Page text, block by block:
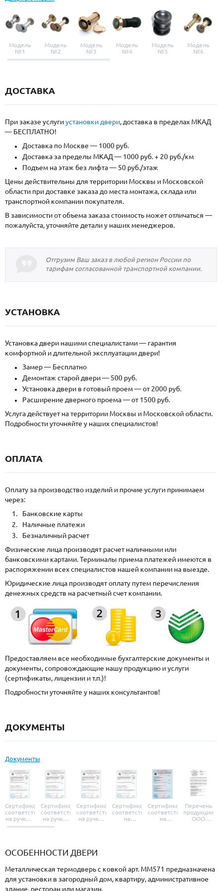
Модель
№1
Модель
№2
Модель
№3
Модель
№4
Модель
№5
Модель
№6
ДОСТАВКА
При заказе услугиустановки двери, доставка в пределах МКАД
— БЕСПЛАТНО!
Доставка по Москве — 1000 руб.
Доставка за пределы МКАД — 1000 руб. + 20 руб./км
Подъем на этаж без лифта — 50 руб./этаж
Цены действительны для территории Москвы и Московской
области при доставке заказа до места монтажа, склада или
транспортной компании покупателя.
В зависимости от объема заказа стоимость может отличаться —
пожалуйста, уточняйте детали у наших менеджеров.
Отгрузим Ваш заказ в любой регион России по
тарифам согласованной транспортной компании.
УСТАНОВКА
Установка двери нашими специалистами — гарантия
комфортной и длительной эксплуатации двери!
Замер — Бесплатно
Демонтаж старой двери — 500 руб.
Установка двери в готовый проем — от 2000 руб.
Расширение дверного проема — от 1500 руб.
Услуга действует на территории Москвы и Московской области.
Подробности уточняйте у наших специалистов!
ОПЛАТА
Оплату за производство изделий и прочие услуги принимаем
через:
Банковские карты
Наличные платежи
Безналичный расчет
Физические лица производят расчет наличными или
банковскими картами. Терминалы приема платежей имеются в
распоряжении всех специалистов нашей компании на выезде.
Юридические лица производят оплату путем перечисления
денежных средств на расчетный счет компании.
Предоставляем все необходимые бухгалтерские документы и
документы, сопровождающие нашу продукцию и услуги
(сертификаты, лицензии и т.п.)!
Подробности уточняйте у наших консультантов!
ДОКУМЕНТЫ
Документы
Сертификат
соответствия
на ручки и
броненакладки
Сертификат
соответствия
на ручки-
защелки
Сертификат
соответствия
на ручки-
Сертификат
соответствия
на
Сертификат
соответствия
на
Перечень
продукции
ООО
ОСОБЕННОСТИ ДВЕРИ
Металлическая термодверь с ковкой арт. ММ571 предназначена
для установки в загородный дом, квартиру, административное
здание, ресторан или магазин.